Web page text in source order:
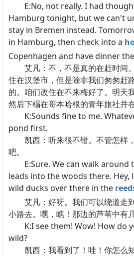
E:No, not really. I had
Hamburg tonight, but we can't
stay in Bremen instead.
in Hamburg, then check into a
Copenhagen and have dinner
艾凡：不，不是真的在赶时间
住在汉堡市，但是除非我们匆匆赶
的。咱们改住在不来梅好了。明天
然后下榻在哥本哈根的青年旅社并
K:Sounds fine to me.
pond first.
凯西：听来很不错。不管怎样
吧。
E:Sure. We can walk around
leads into the woods there. Hey,
wild ducks over there in the
艾凡：好呀。我们可以绕道走
小路去。嘿，瞧！那边的芦苇中有
K:I see them! Wow! How do
wild?
凯西：我看到了！哇！你怎么